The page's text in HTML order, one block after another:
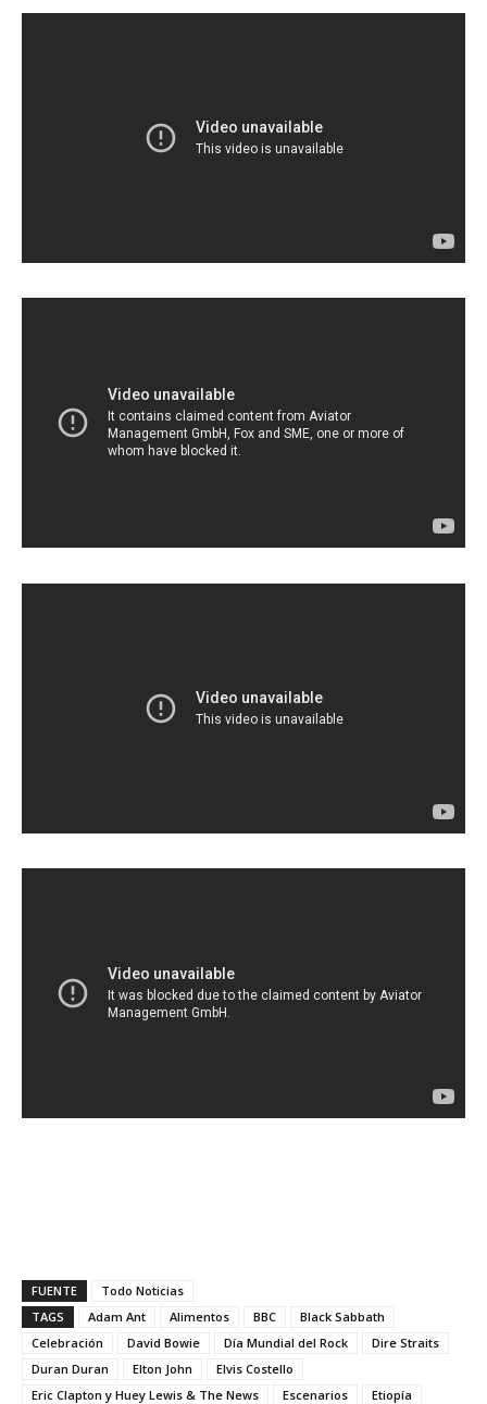
FUENTE
Todo Noticias
TAGS
Adam Ant Alimentos BBC
Black Sabbath
Celebración
David Bowie Día Mundial del Rock
Dire Straits
Duran Duran
Elton John
Elvis Costello
Eric Clapton y Huey Lewis & The News
Escenarios Etiopía